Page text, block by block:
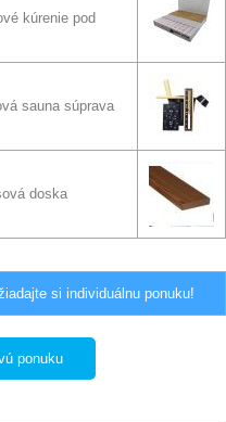
kúrenie pod
sauna súprava
doska
si individuálnu ponuku!
ponuku